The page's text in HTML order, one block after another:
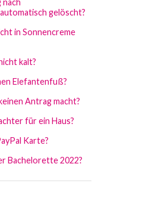
nach
gelöscht?
in Sonnencreme
kalt?
Elefantenfuß?
Antrag macht?
für ein Haus?
Karte?
Bachelorette 2022?